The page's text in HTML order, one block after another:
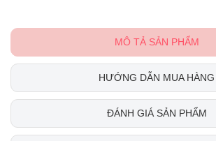
MÔ TẢ SẢN PHẨM
HƯỚNG DẪN MUA HÀNG
ĐÁNH GIÁ SẢN PHẨM